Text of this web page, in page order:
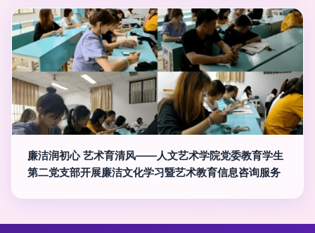
廉洁润初心 艺术育清风——人文艺术学院党委教育学生
第二党支部开展廉洁文化学习暨艺术教育信息咨询服务